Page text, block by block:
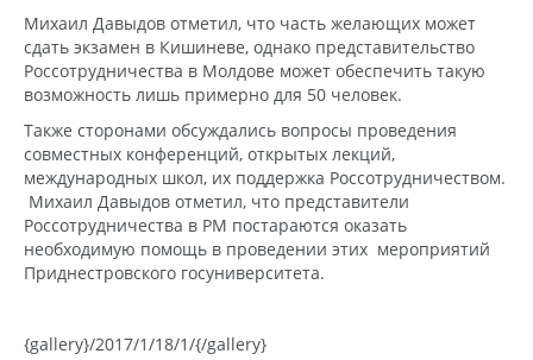
Михаил Давыдов отметил, что часть желающих может
сдать экзамен в Кишиневе, однако представительство
Россотрудничества в Молдове может обеспечить такую
возможность лишь примерно для 50 человек.
Также сторонами обсуждались вопросы проведения
совместных конференций, открытых лекций,
международных школ, их поддержка Россотрудничеством.
Михаил Давыдов отметил, что представители
Россотрудничества в РМ постараются оказать
необходимую помощь в проведении этих мероприятий
Приднестровского госуниверситета.
{gallery}/2017/1/18/1/{/gallery}